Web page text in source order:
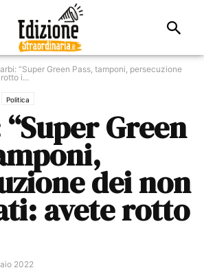
“Super Green Pass, tamponi, persecuzione
i...
Politica
Green
dei non
avete rotto
2022